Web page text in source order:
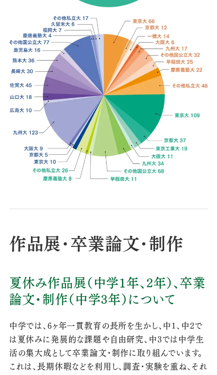
作品展･卒業論文･制作
夏休み作品展（中学1年、2年）、卒業
論文・制作（中学3年）について
中学では、6ヶ年一貫教育の長所を生かし、中1、中2で
は夏休みに発展的な課題や自由研究、中3では中学生
活の集大成として卒業論文・制作に取り組んでいます。
これは、長期休暇などを利用し、調査・実験を重ね、それ